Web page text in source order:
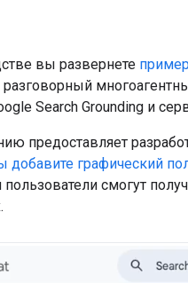
вы развернете
разговорный
Search Grounding и
предоставляет
добавите графический
смогут